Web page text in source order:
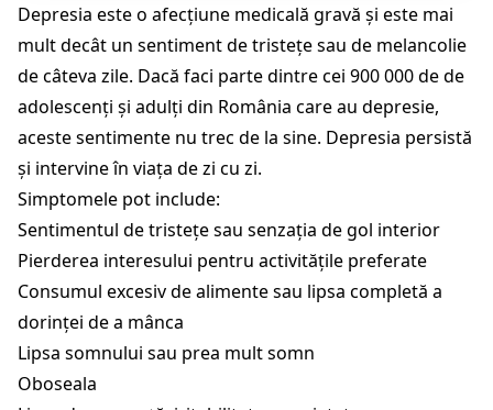
Depresia este o afecțiune medicală gravă și este mai
mult decât un sentiment de tristețe sau de melancolie
de câteva zile. Dacă faci parte dintre cei 900 000 de de
adolescenți și adulți din România care au depresie,
aceste sentimente nu trec de la sine. Depresia persistă
și intervine în viața de zi cu zi.
Simptomele pot include:
Sentimentul de tristețe sau senzația de gol interior
Pierderea interesului pentru activitățile preferate
Consumul excesiv de alimente sau lipsa completă a
dorinței de a mânca
Lipsa somnului sau prea mult somn
Oboseala